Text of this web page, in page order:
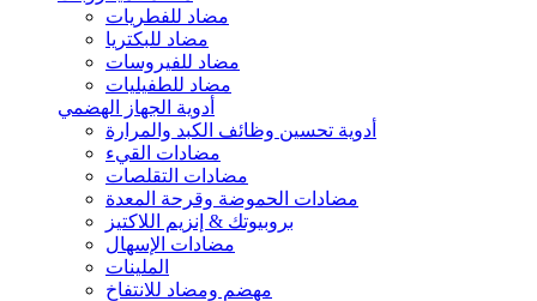
مضاد للفطريات
مضاد للبكتريا
مضاد للفيروسات
مضاد للطفيليات
أدوية الجهاز الهضمي
أدوية تحسين وظائف الكبد والمرارة
مضادات القيء
مضادات التقلصات
مضادات الحموضة وقرحة المعدة
بروبيوتك & إنزيم اللاكتيز
مضادات الإسهال
الملينات
مهضم ومضاد للانتفاخ